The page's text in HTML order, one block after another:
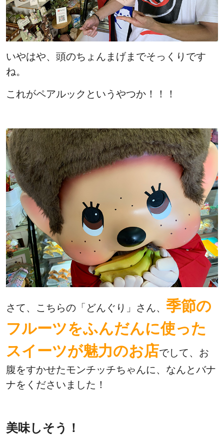
いやはや、頭のちょんまげまでそっくりです
ね。
これがペアルックというやつか！！！
さて、こちらの「どんぐり」さん、 季節の
フルーツをふんだんに使った
スイーツが魅力のお店でして、お
腹をすかせたモンチッチちゃんに、なんとバナ
ナをくださいました！
美味しそう！